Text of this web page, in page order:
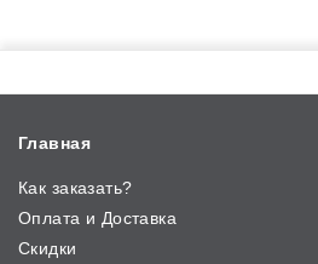
Главная
Как заказать?
Оплата и Доставка
Скидки